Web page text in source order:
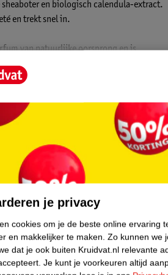
en biologisch calendula-extract.
en trekt snel in.
van natuurlijke oorsprong en is
plastic.
uv A- en uv B-filters, zinkoxide
en leggen een laagje op je huid. Dit kan
gebruik gemaakt van nanotechnologie.
producten worden steeds duurzamer.
minerale filters geen microplastics. De
de uv-filters oxybenzone en octinoxate in
75% gerecycled karton van een FSC mix
je privacy
cookies om je de beste online ervaring
en makkelijker te maken. Zo kunnen we
dat je ook buiten Kruidvat.nl relevante
Je kunt je voorkeuren altijd